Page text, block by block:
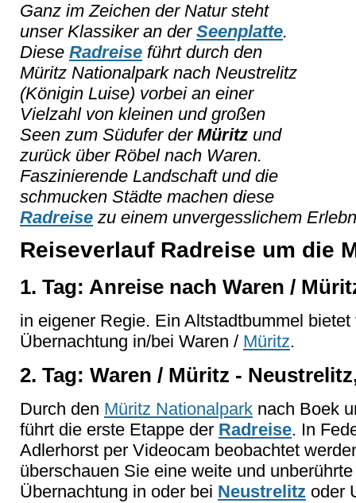
Ganz im Zeichen der Natur steht
unser Klassiker an der Seenplatte.
Diese Radreise führt durch den
Müritz Nationalpark nach Neustrelitz
(Königin Luise) vorbei an einer
Vielzahl von kleinen und großen
Seen zum Südufer der Müritz und
zurück über Röbel nach Waren.
Faszinierende Landschaft und die
schmucken Städte machen diese
Radreise zu einem unvergesslichem
Reiseverlauf Radreise um die
1. Tag: Anreise nach Waren /
in eigener Regie. Ein Altstadtbummel
Übernachtung in/bei Waren / Müritz.
2. Tag: Waren / Müritz -
Durch den Müritz Nationalpark nach Boek
führt die erste Etappe der Radreise. In
Adlerhorst per Videocam beobachtet
überschauen Sie eine weite und
Übernachtung in oder bei Neustrelitz oder